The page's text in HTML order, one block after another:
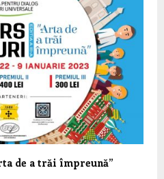
de a trăi împreună”